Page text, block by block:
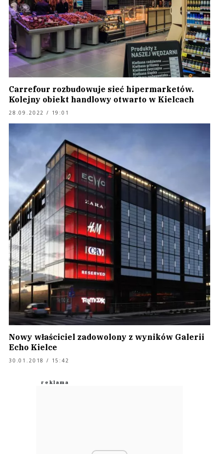
Carrefour rozbudowuje sieć hipermarketów.
Kolejny obiekt handlowy otwarto w Kielcach
28.09.2022 / 19:01
Nowy właściciel zadowolony z wyników Galerii
Echo Kielce
30.01.2018 / 15:42